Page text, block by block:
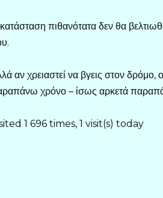
πιθανότατα δεν θα
αν χρειαστεί να βγεις στον
χρόνο – ίσως αρκετά
1 696 times, 1 visit(s) today